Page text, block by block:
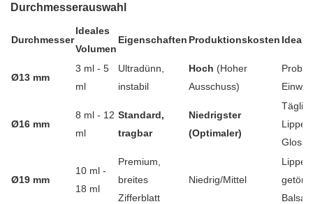
Durchmesserauswahl
Durchmesser
Ideales
Volumen
Eigenschaften Produktionskosten Ideal
Ø13 mm
3 ml - 5
ml
Ultradünn,
instabil
Hoch (Hoher
Ausschuss)
Ø16 mm
8 ml - 12
ml
Standard,
tragbar
Niedrigster
(Optimaler)
Gloss
Ø19 mm
10 ml -
18 ml
Premium,
breites
Zifferblatt
Niedrig/Mittel